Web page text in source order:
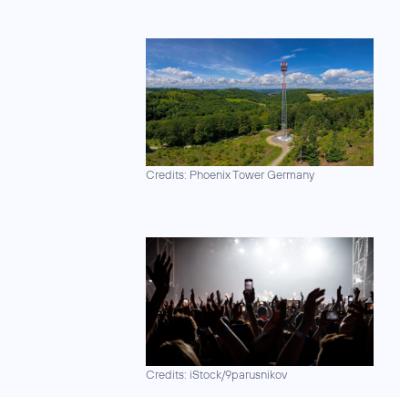
Credits: Phoenix Tower Germany
Credits: iStock/9parusnikov